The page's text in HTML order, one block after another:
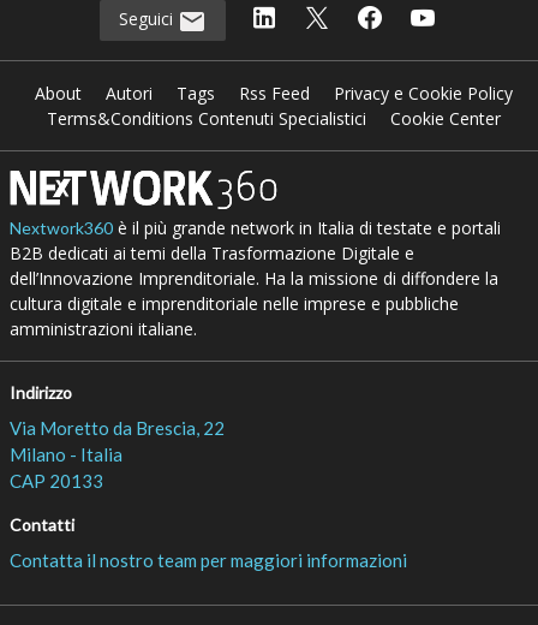
Seguici
About Autori Tags Rss Feed
Privacy e Cookie Policy
Terms&Conditions Contenuti Specialistici
Cookie Center
Nextwork360è il più grande network in Italia di testate e portali
B2B dedicati ai temi della Trasformazione Digitale e
dell’Innovazione Imprenditoriale. Ha la missione di diffondere la
cultura digitale e imprenditoriale nelle imprese e pubbliche
amministrazioni italiane.
Indirizzo
Via Moretto da Brescia, 22
Milano - Italia
CAP 20133
Contatti
Contatta il nostro team per maggiori informazioni